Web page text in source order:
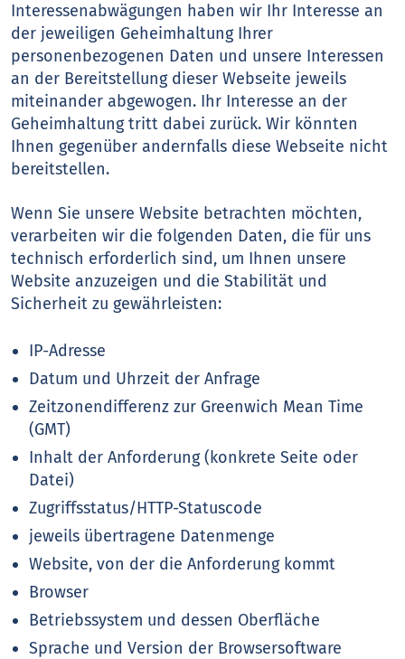
Interessenabwägungen haben wir Ihr Interesse an
der jeweiligen Geheimhaltung Ihrer
personenbezogenen Daten und unsere Interessen
an der Bereitstellung dieser Webseite jeweils
miteinander abgewogen. Ihr Interesse an der
Geheimhaltung tritt dabei zurück. Wir könnten
Ihnen gegenüber andernfalls diese Webseite nicht
bereitstellen.
Wenn Sie unsere Website betrachten möchten,
verarbeiten wir die folgenden Daten, die für uns
technisch erforderlich sind, um Ihnen unsere
Website anzuzeigen und die Stabilität und
Sicherheit zu gewährleisten:
IP-Adresse
Datum und Uhrzeit der Anfrage
Zeitzonendifferenz zur Greenwich Mean Time
(GMT)
Inhalt der Anforderung (konkrete Seite oder
Datei)
Zugriffsstatus/HTTP-Statuscode
jeweils übertragene Datenmenge
Website, von der die Anforderung kommt
Browser
Betriebssystem und dessen Oberfläche
Sprache und Version der Browsersoftware